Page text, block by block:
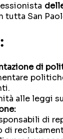
San
di
alle leggi
di
di